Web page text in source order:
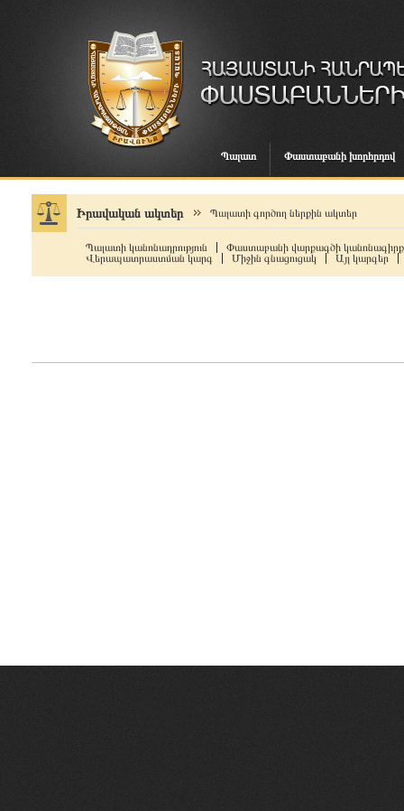
Պալատ Փաստաբանի խորհրդով
Իրավական ակտեր Պալատի գործող ներքին ակտեր
Պալատի կանոնադրություն
Փաստաբանի վարքագծի կանոնագիրք
Վերապատրաստման կարգ
Միջին գնացուցակ Այլ կարգեր